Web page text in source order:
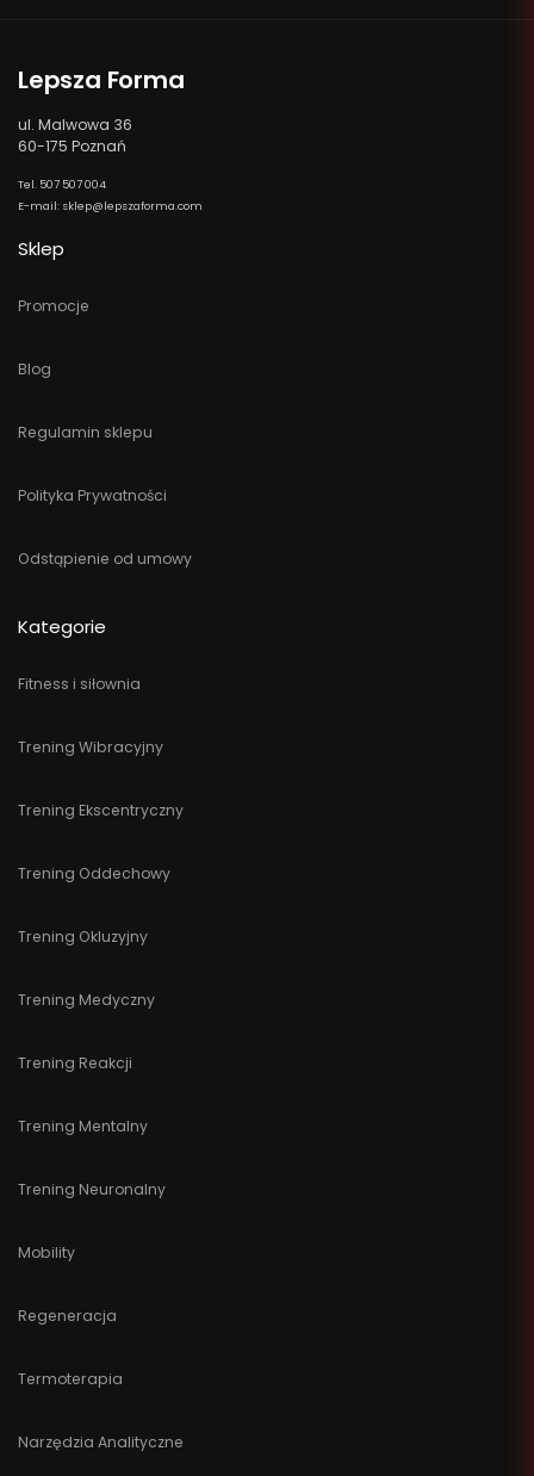
Lepsza Forma
ul. Malwowa 36
60-175 Poznań
Tel. 507 507 004
E-mail: sklep@lepszaforma.com
Sklep
Promocje
Blog
Regulamin sklepu
Polityka Prywatności
Odstąpienie od umowy
Kategorie
Fitness i siłownia
Trening Wibracyjny
Trening Ekscentryczny
Trening Oddechowy
Trening Okluzyjny
Trening Medyczny
Trening Reakcji
Trening Mentalny
Trening Neuronalny
Mobility
Regeneracja
Termoterapia
Narzędzia Analityczne